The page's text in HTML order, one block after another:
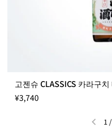
고젠슈 CLASSICS 카라구
¥3,740
이전1 /